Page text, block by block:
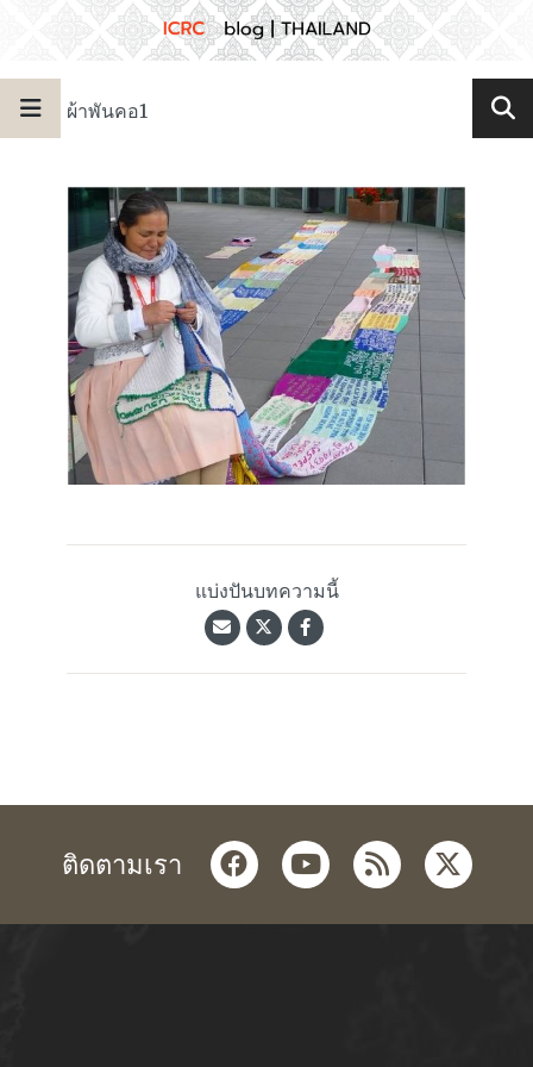
ผ้าพันคอ1
แบ่งปันบทความนี้
ติดตามเรา facebookyoutube
rss twitter